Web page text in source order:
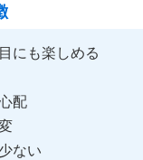
にも楽しめる
配
ない